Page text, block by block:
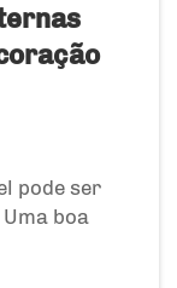
pode ser
boa
solares de
tornam seu